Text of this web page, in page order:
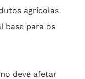
agrícolas
base para os
deve afetar